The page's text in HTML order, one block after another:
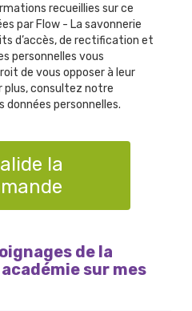
recueillies sur ce
par Flow - La savonnerie
d’accès, de rectification et
personnelles vous
de vous opposer à leur
plus, consultez notre
personnelles.
la
de la
sur mes